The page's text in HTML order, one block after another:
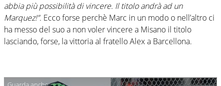
abbia più possibilità di vincere. Il titolo andrà ad un
Marquez!”. Ecco forse perchè Marc in un modo o nell’altro ci
ha messo del suo a non voler vincere a Misano il titolo
lasciando, forse, la vittoria al fratello Alex a Barcellona.